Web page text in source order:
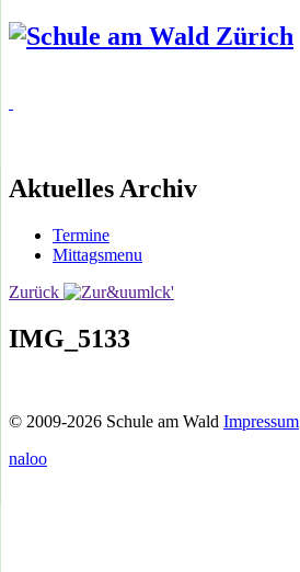
Aktuelles Archiv
Termine
Mittagsmenu
Zurück
IMG_5133
© 2009-2026 Schule am Wald Impressum
naloo